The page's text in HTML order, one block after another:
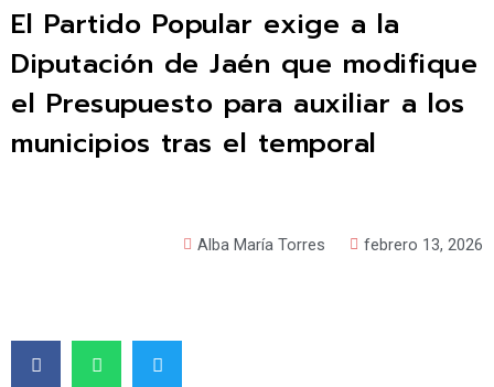
El Partido Popular exige a la
Diputación de Jaén que modifique
el Presupuesto para auxiliar a los
municipios tras el temporal
Alba María Torres febrero 13, 2026